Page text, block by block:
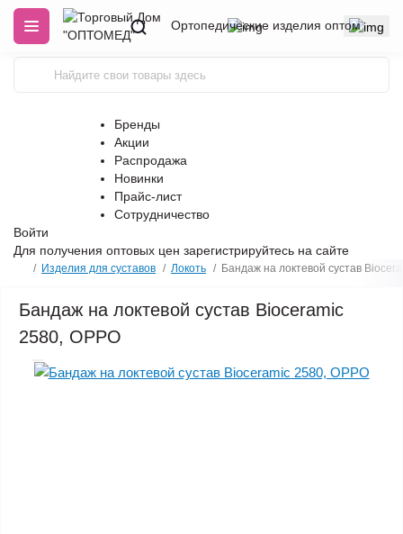
Ортопедические изделия оптом
Бренды
Акции
Распродажа
Новинки
Прайс-лист
Сотрудничество
Войти
Для получения оптовых цен зарегистрируйтесь на сайте
Изделия для суставов Локоть Бандаж на локтевой сустав
Бандаж на локтевой сустав Bioceramic
2580, OPPO